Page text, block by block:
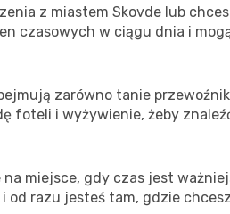
z miastem Skovde lub
czasowych w ciągu dnia i
zarówno tanie
foteli i wyżywienie, żeby
miejsce, gdy czas jest
od razu jesteś tam, gdzie